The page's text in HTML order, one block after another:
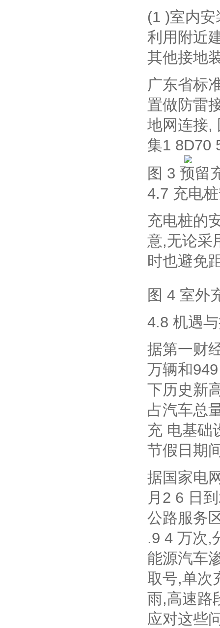
(1 )室内
利用附近
其他接地
广东省标
置做防雷
地网连接,
集1 8D70
图 3 预留
4.7 充电
充电桩的
意,无论采
时也避免
图 4 室外
4.8 机遇
据第一财
万辆和
下历史新
占汽车总
充 电基础
节假日期
据国家电
月2 6 日
公路服务
.9 4 万次,
能源汽车
取号,单次
雨,高速路
应对这些